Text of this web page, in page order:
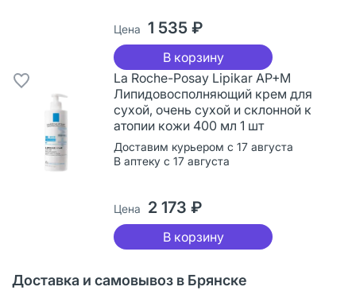
Цена 1 535 ₽
В корзину
La Roche-Posay Lipikar AP+M
Липидовосполняющий крем для
сухой, очень сухой и склонной к
атопии кожи 400 мл 1 шт
Доставим курьером с 17 августа
В аптеку с 17 августа
Цена 2 173 ₽
В корзину
Доставка и самовывоз в Брянске